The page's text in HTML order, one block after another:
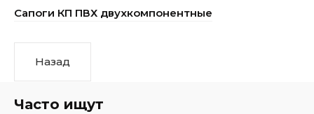
Сапоги КП ПВХ двухкомпонентные
Назад
Часто ищут